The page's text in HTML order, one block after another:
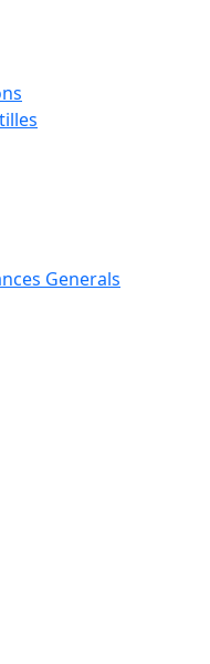
Generals